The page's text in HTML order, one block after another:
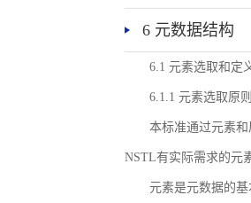
6 元数据结构
6.1 元素选取和定
6.1.1 元素选取原
本标准通过元素
NSTL有实际需求的元
元素是元数据的